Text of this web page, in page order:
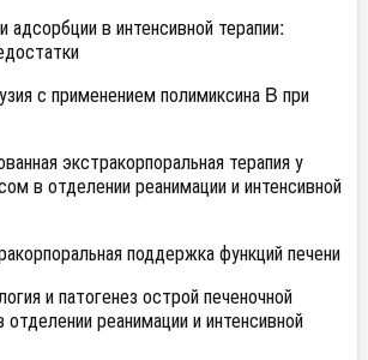
адсорбции в интенсивной терапии:
с применением полимиксина B при
экстракорпоральная терапия у
в отделении реанимации и интенсивной
поддержка функций печени
и патогенез острой печеночной
реанимации и интенсивной